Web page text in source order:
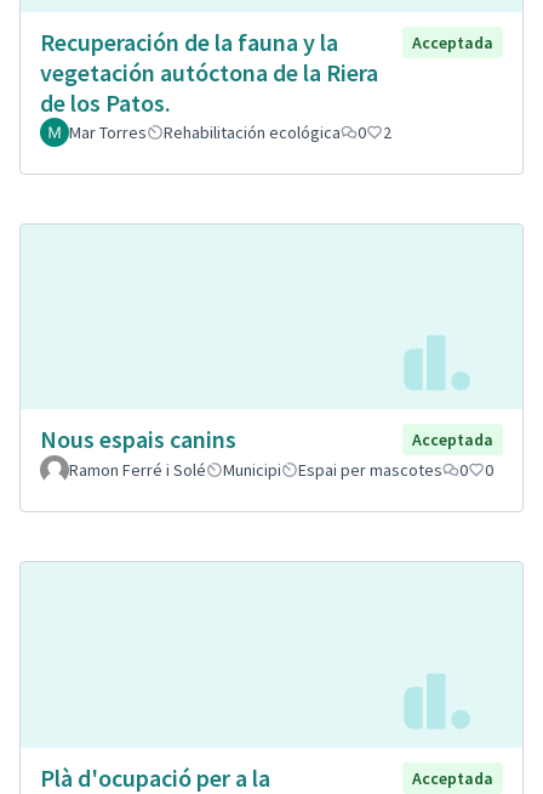
Recuperación de la fauna y la
vegetación autóctona de la Riera
de los Patos.
Acceptada
Mar Torres Rehabilitación ecológica 0 2
Nous espais canins
Acceptada
Ramon Ferré i Solé
Municipi Espai per mascotes 0 0
Plà d'ocupació per a la
Acceptada